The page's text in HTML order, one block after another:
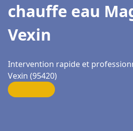
chauffe eau
Vexin
Intervention rapide et
Vexin (95420)